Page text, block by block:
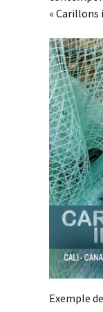
« Carillons
Exemple